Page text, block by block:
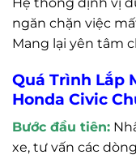
ngăn chặn việc
Mang lại yên tâm
Quá Trình Lắp
Honda Civic
Bước đầu tiên:
xe, tư vấn các